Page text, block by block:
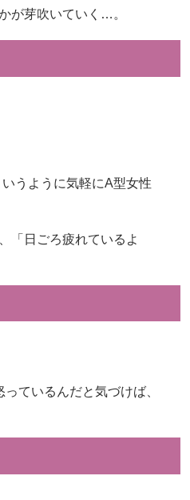
が芽吹いていく…。
うように気軽にA型女性
「日ごろ疲れているよ
ているんだと気づけば、